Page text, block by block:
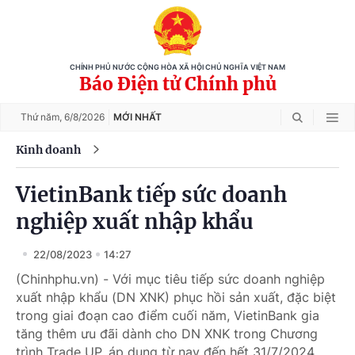
CHÍNH PHỦ NƯỚC CỘNG HÒA XÃ HỘI CHỦ NGHĨA VIỆT NAM
Báo Điện tử Chính phủ
Thứ năm, 6/8/2026 MỚI NHẤT
Kinh doanh
VietinBank tiếp sức doanh
nghiệp xuất nhập khẩu
22/08/2023 14:27
(Chinhphu.vn) - Với mục tiêu tiếp sức doanh nghiệp
xuất nhập khẩu (DN XNK) phục hồi sản xuất, đặc biệt
trong giai đoạn cao điểm cuối năm, VietinBank gia
tăng thêm ưu đãi dành cho DN XNK trong Chương
trình Trade UP, áp dụng từ nay đến hết 31/7/2024.